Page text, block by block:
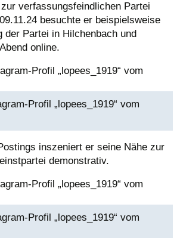
verfassungsfeindlichen Partei
besuchte er beispielsweise
der Partei in Hilchenbach und
online.
Profil „lopees_1919“ vom
inszeniert er seine Nähe zur
demonstrativ.
Profil „lopees_1919“ vom